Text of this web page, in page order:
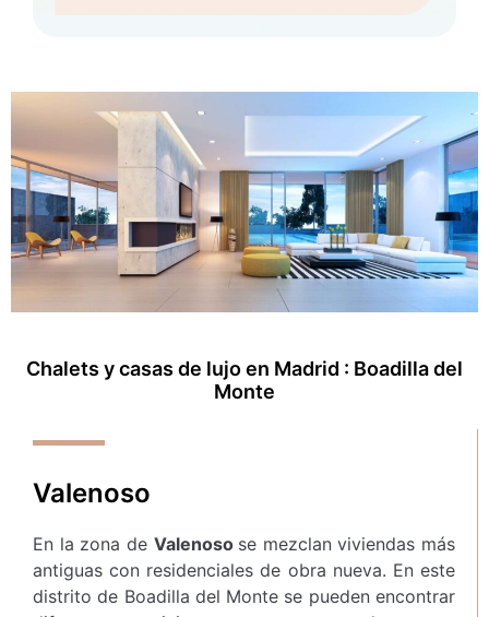
Chalets y casas de lujo en Madrid : Boadilla del
Monte
Valenoso
En la zona de Valenoso se mezclan viviendas más
antiguas con residenciales de obra nueva. En este
distrito de Boadilla del Monte se pueden encontrar